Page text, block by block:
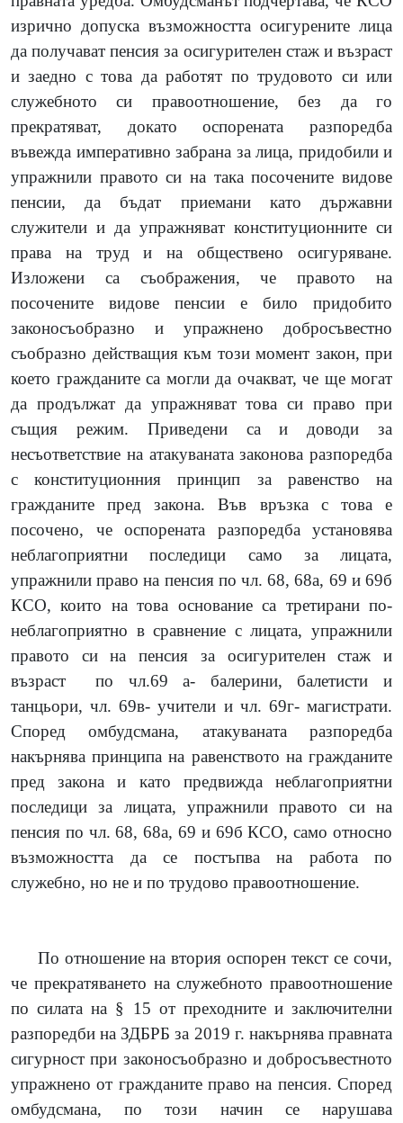
изрично допуска възможността осигурените лица
да получават пенсия за осигурителен стаж и възраст
и заедно с това да работят по трудовото си или
служебното си правоотношение, без да го
прекратяват, докато оспорената разпоредба
въвежда императивно забрана за лица, придобили и
упражнили правото си на така посочените видове
пенсии, да бъдат приемани като държавни
служители и да упражняват конституционните си
права на труд и на обществено осигуряване.
Изложени са съображения, че правото на
посочените видове пенсии е било придобито
законосъобразно и упражнено добросъвестно
съобразно действащия към този момент закон, при
което гражданите са могли да очакват, че ще могат
да продължат да упражняват това си право при
същия режим. Приведени са и доводи за
несъответствие на атакуваната законова разпоредба
с конституционния принцип за равенство на
гражданите пред закона. Във връзка с това е
посочено, че оспорената разпоредба установява
неблагоприятни последици само за лицата,
упражнили право на пенсия по чл. 68, 68а, 69 и 69б
КСО, които на това основание са третирани по-
неблагоприятно в сравнение с лицата, упражнили
правото си на пенсия за осигурителен стаж и
възраст по чл.69 а- балерини, балетисти и
танцьори, чл. 69в- учители и чл. 69г- магистрати.
Според омбудсмана, атакуваната разпоредба
накърнява принципа на равенството на гражданите
пред закона и като предвижда неблагоприятни
последици за лицата, упражнили правото си на
пенсия по чл. 68, 68а, 69 и 69б КСО, само относно
възможността да се постъпва на работа по
служебно, но не и по трудово правоотношение.
По отношение на втория оспорен текст се сочи,
че прекратяването на служебното правоотношение
по силата на § 15 от преходните и заключителни
разпоредби на ЗДБРБ за 2019 г. накърнява правната
сигурност при законосъобразно и добросъвестното
упражнено от гражданите право на пенсия. Според
омбудсмана, по този начин се нарушава